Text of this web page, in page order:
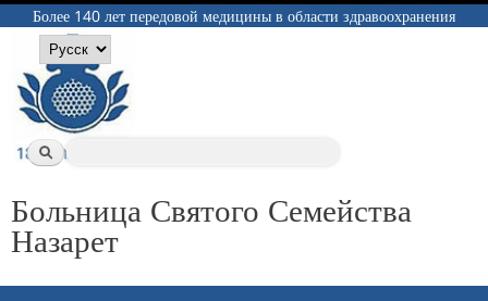
Перейти к
Более 140 лет передовой медицины в области здравоохранения
Языки
Форма поиска
Поиск
Больница Святого Семейства
Назарет